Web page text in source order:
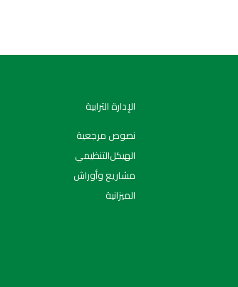
الإدارة الترابية
نصوص مرجعية
اﻟﻬﯿﻜﻞاﻟﺘﻨﻈﯿﻤﻲ
مشاريع وأوراش
الميزانية